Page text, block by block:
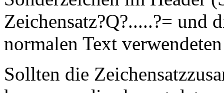
Zeichensatz?Q?.....?= und
normalen Text
Sollten die